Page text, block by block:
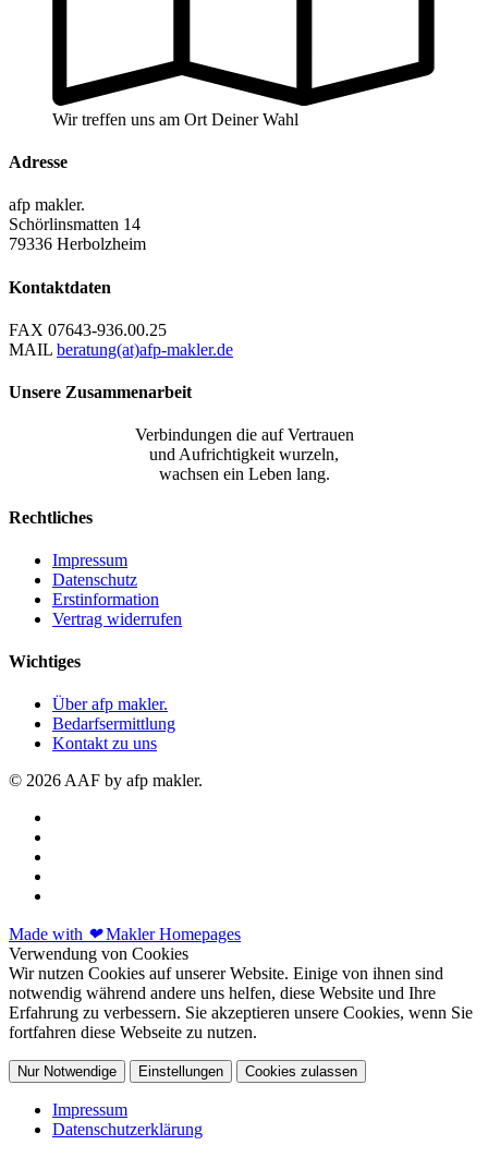
Wir treffen uns am Ort Deiner Wahl
Adresse
afp makler.
Schörlinsmatten 14
79336 Herbolzheim
Kontaktdaten
FAX 07643-936.00.25
MAIL beratung(at)afp-makler.de
Unsere Zusammenarbeit
Verbindungen die auf Vertrauen
und Aufrichtigkeit wurzeln,
wachsen ein Leben lang.
Rechtliches
Impressum
Datenschutz
Erstinformation
Vertrag widerrufen
Wichtiges
Über afp makler.
Bedarfsermittlung
Kontakt zu uns
© 2026 AAF by afp makler.
Made with ❤Makler Homepages
Verwendung von Cookies
Wir nutzen Cookies auf unserer Website. Einige von ihnen sind
notwendig während andere uns helfen, diese Website und Ihre
Erfahrung zu verbessern. Sie akzeptieren unsere Cookies, wenn Sie
fortfahren diese Webseite zu nutzen.
Nur Notwendige Einstellungen Cookies zulassen
Impressum
Datenschutzerklärung